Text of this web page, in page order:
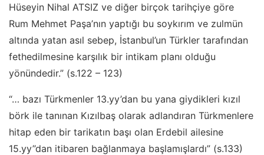
Hüseyin Nihal ATSIZ ve diğer birçok tarihçiye göre
Rum Mehmet Paşa’nın yaptığı bu soykırım ve zulmün
altında yatan asıl sebep, İstanbul’un Türkler tarafından
fethedilmesine karşılık bir intikam planı olduğu
yönündedir.” (s.122 – 123)
“… bazı Türkmenler 13.yy’dan bu yana giydikleri kızıl
börk ile tanınan Kızılbaş olarak adlandıran Türkmenlere
hitap eden bir tarikatın başı olan Erdebil ailesine
15.yy’’dan itibaren bağlanmaya başlamışlardı” (s.133)